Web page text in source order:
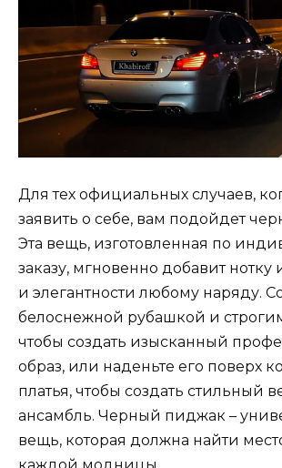
Для тех официальных случаев,
заявить о себе, вам подойдет
Эта вещь, изготовленная по
заказу, мгновенно добавит нотку
и элегантности любому наряду.
белоснежной рубашкой и
чтобы создать изысканный
образ, или наденьте его поверх
платья, чтобы создать стильный
ансамбль. Черный пиджак –
вещь, которая должна найти